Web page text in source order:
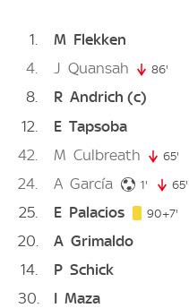
1 M Flekken
4
J Quansah 86'
8 R Andrich (c)
12
E Tapsoba
42
M Culbreath 65'
24 A García 1' 1. minute
65'
25 E Palacios 90+7'
20 A Grimaldo
14
P Schick
30
I Maza